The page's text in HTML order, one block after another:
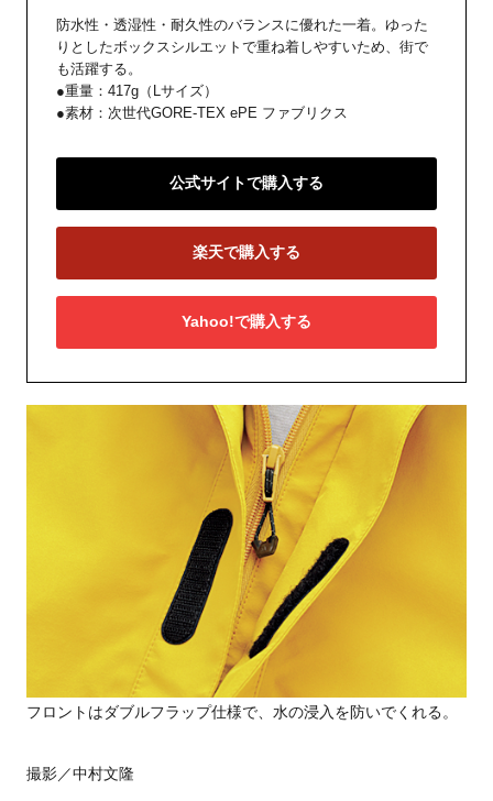
防水性・透湿性・耐久性のバランスに優れた一着。ゆった
りとしたボックスシルエットで重ね着しやすいため、街で
も活躍する。
●重量：417g（Lサイズ）
●素材：次世代GORE-TEX ePE ファブリクス
公式サイトで購入する
楽天で購入する
Yahoo!で購入する
フロントはダブルフラップ仕様で、水の浸入を防いでくれる。
撮影／中村文隆